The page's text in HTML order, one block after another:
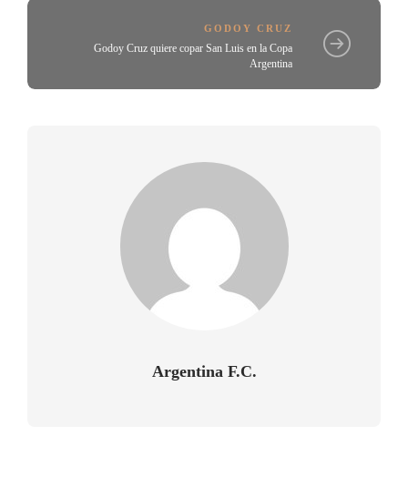
GODOY CRUZ
Godoy Cruz quiere copar San Luis en la Copa
Argentina
Argentina F.C.